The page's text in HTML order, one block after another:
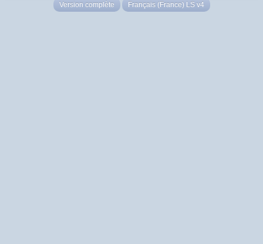
Version complète Français (France) LS v4